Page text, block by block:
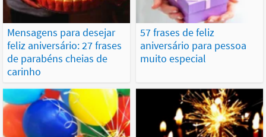
Mensagens para desejar
feliz aniversário: 27 frases
de parabéns cheias de
carinho
57 frases de feliz
aniversário para pessoa
muito especial